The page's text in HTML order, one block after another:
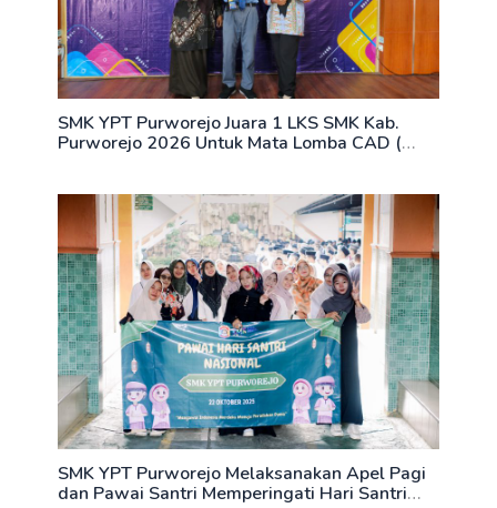
SMK YPT Purworejo Juara 1 LKS SMK Kab.
Purworejo 2026 Untuk Mata Lomba CAD (
SMK YPT Purworejo Melaksanakan Apel Pagi
dan Pawai Santri Memperingati Hari Santri